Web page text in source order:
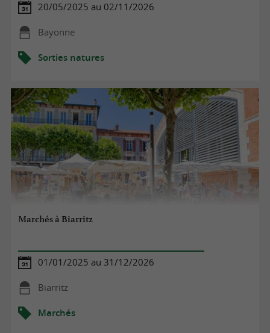
20/05/2025 au 02/11/2026
Bayonne
Sorties natures
Marchés à Biarritz
01/01/2025 au 31/12/2026
Biarritz
Marchés